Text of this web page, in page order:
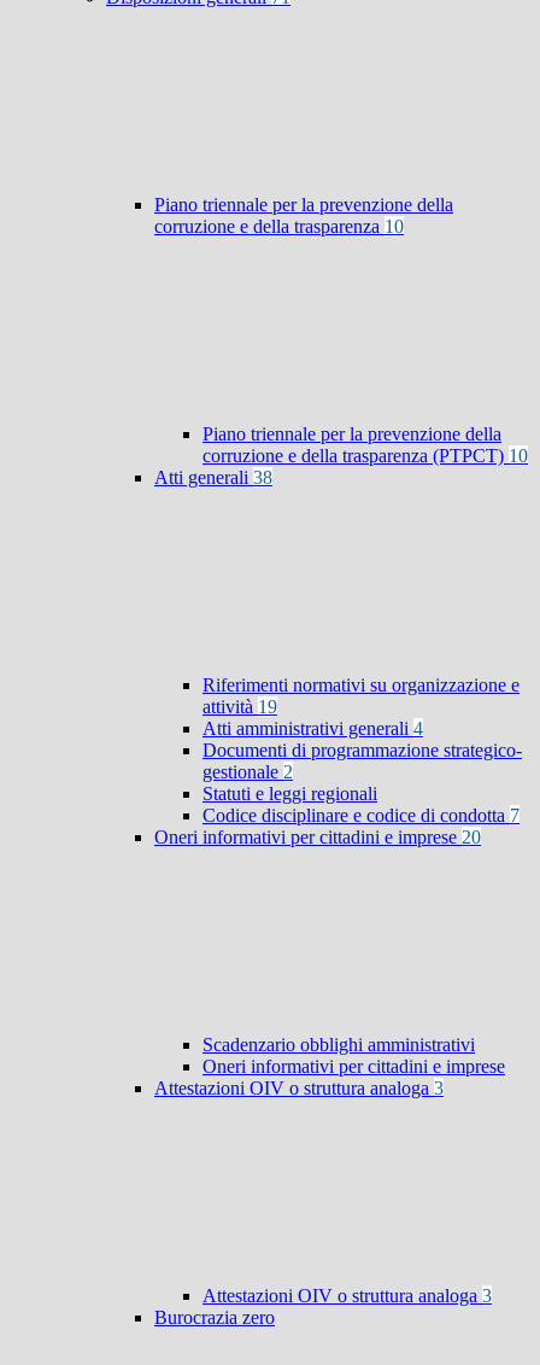
Piano triennale per la prevenzione della
corruzione e della trasparenza 10
Piano triennale per la prevenzione della
corruzione e della trasparenza (PTPCT) 10
Atti generali 38
Riferimenti normativi su organizzazione e
attività 19
Atti amministrativi generali 4
Documenti di programmazione strategico-
gestionale 2
Statuti e leggi regionali
Codice disciplinare e codice di condotta 7
Oneri informativi per cittadini e imprese 20
Scadenzario obblighi amministrativi
Oneri informativi per cittadini e imprese
Attestazioni OIV o struttura analoga 3
Attestazioni OIV o struttura analoga 3
Burocrazia zero